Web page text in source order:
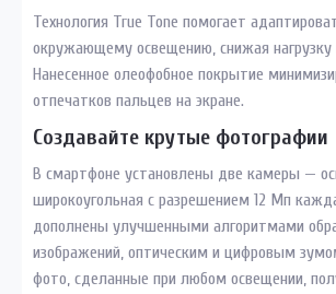
Технология True Tone помогает
окружающему освещению, снижая нагрузку
Нанесенное олеофобное покрытие
отпечатков пальцев на экране.
Создавайте крутые фотографии
В смартфоне установлены две камеры —
широкоугольная с разрешением 12 Мп
дополнены улучшенными алгоритмами
изображений, оптическим и цифровым
фото, сделанные при любом освещении,